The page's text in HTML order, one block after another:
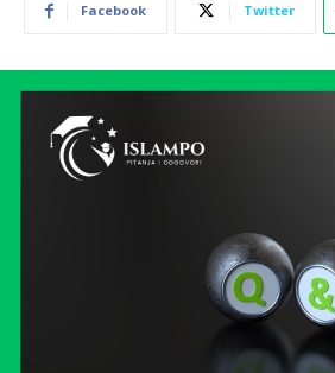
Facebook Twitter